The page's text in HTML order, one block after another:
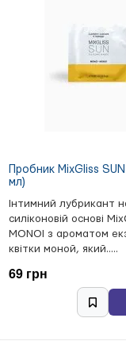
Пробник MixGliss
мл)
Інтимний лубрикант
силіконовій основі
MONOI з ароматом
квітки моной, який.....
69 грн